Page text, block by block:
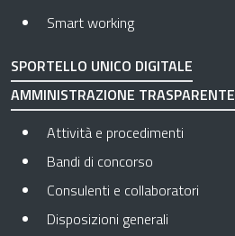
Smart working
SPORTELLO UNICO DIGITALE
AMMINISTRAZIONE TRASPARENTE
Attività e procedimenti
Bandi di concorso
Consulenti e collaboratori
Disposizioni generali